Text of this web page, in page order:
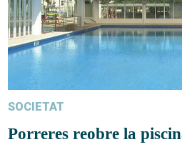
SOCIETAT
Porreres reobre la